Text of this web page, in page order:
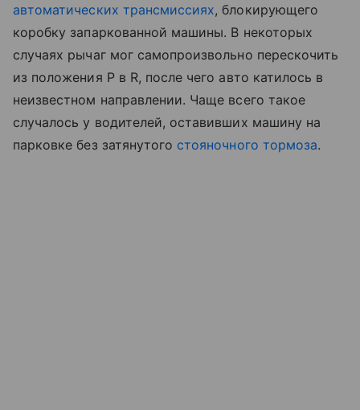
автоматических трансмиссиях, блокирующего
коробку запаркованной машины. В некоторых
случаях рычаг мог самопроизвольно перескочить
из положения P в R, после чего авто катилось в
неизвестном направлении. Чаще всего такое
случалось у водителей, оставивших машину на
парковке без затянутого стояночного тормоза.